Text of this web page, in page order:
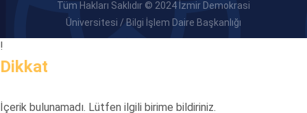
Tüm Hakları Saklıdır © 2024 İzmir Demokrasi
Üniversitesi / Bilgi İşlem Daire Başkanlığı
!
Dikkat
İçerik bulunamadı. Lütfen ilgili birime bildiriniz.